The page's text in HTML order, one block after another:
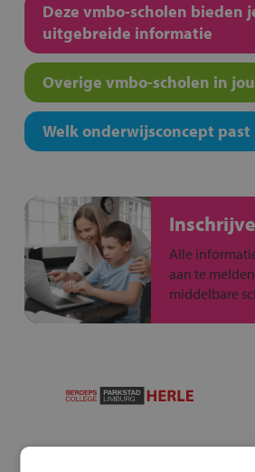
Deze vmbo-scholen bieden
uitgebreide informatie
Overige vmbo-scholen in
Welk onderwijsconcept past
Alle
aan te
middelbare